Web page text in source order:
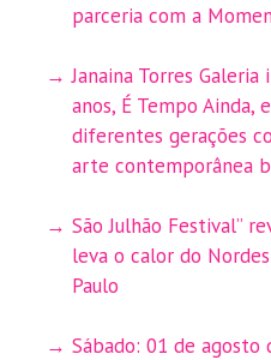
parceria com a
Janaina Torres
anos, É Tempo Ainda,
diferentes gerações
arte contemporânea
São Julhão Festival”
leva o calor do
Paulo
Sábado: 01 de agosto